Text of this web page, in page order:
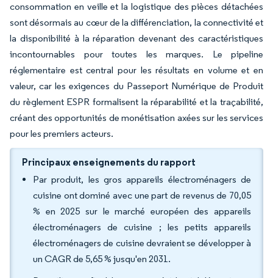
consommation en veille et la logistique des pièces détachées
sont désormais au cœur de la différenciation, la connectivité et
la disponibilité à la réparation devenant des caractéristiques
incontournables pour toutes les marques. Le pipeline
réglementaire est central pour les résultats en volume et en
valeur, car les exigences du Passeport Numérique de Produit
du règlement ESPR formalisent la réparabilité et la traçabilité,
créant des opportunités de monétisation axées sur les services
pour les premiers acteurs.
Principaux enseignements du rapport
Par produit, les gros appareils électroménagers de
cuisine ont dominé avec une part de revenus de 70,05
% en 2025 sur le marché européen des appareils
électroménagers de cuisine ; les petits appareils
électroménagers de cuisine devraient se développer à
un CAGR de 5,65 % jusqu'en 2031.